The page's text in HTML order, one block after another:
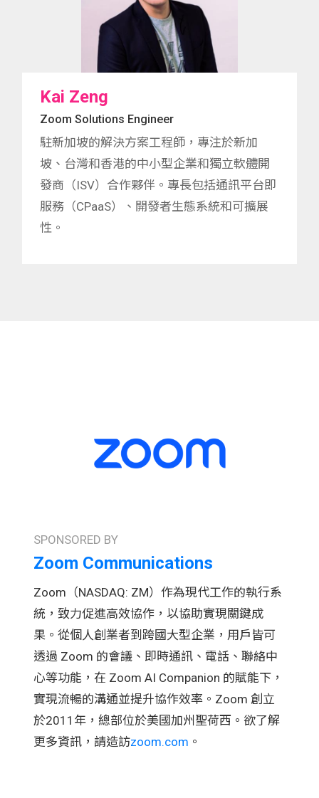
Kai Zeng
Zoom Solutions Engineer
駐新加坡的解決方案工程師，專注於新加
坡、台灣和香港的中小型企業和獨立軟體開
發商（ISV）合作夥伴。專長包括通訊平台即
服務（CPaaS）、開發者生態系統和可擴展
性。
SPONSORED BY
Zoom Communications
Zoom（NASDAQ: ZM）作為現代工作的執行系
統，致力促進高效協作，以協助實現關鍵成
果。從個人創業者到跨國大型企業，用戶皆可
透過 Zoom 的會議、即時通訊、電話、聯絡中
心等功能，在 Zoom AI Companion 的賦能下，
實現流暢的溝通並提升協作效率。Zoom 創立
於2011年，總部位於美國加州聖荷西。欲了解
更多資訊，請造訪zoom.com 。